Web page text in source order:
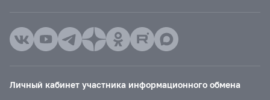
Личный кабинет участника информационного обмена